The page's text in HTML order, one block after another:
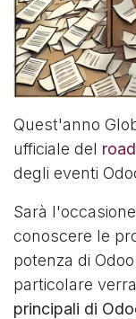
Quest'anno
ufficiale del
degli eventi
Sarà
conoscere le
potenza di
particolare
principali di